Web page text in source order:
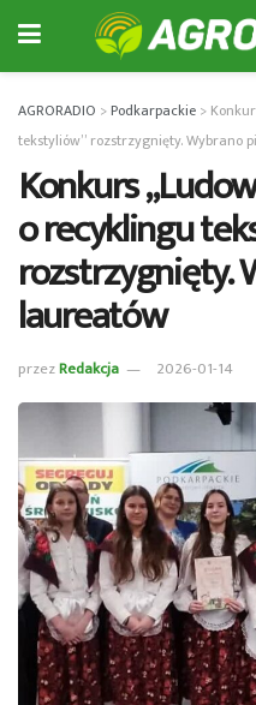
AGRORADIO >Podkarpackie >
tekstyliów” rozstrzygnięty. Wybrano
Konkurs
o recyklingu
rozstrzygnięty.
laureatów
przezRedakcja 2026-01-14